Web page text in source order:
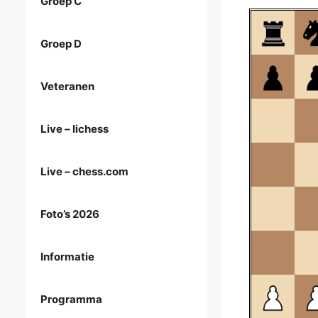
Groep D
Veteranen
Live – lichess
Live – chess.com
Foto’s 2026
Informatie
Programma